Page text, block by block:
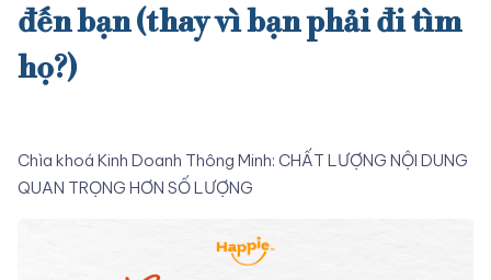
đến bạn (thay vì bạn phải đi tìm
họ?)
Chìa khoá Kinh Doanh Thông Minh: CHẤT LƯỢNG NỘI DUNG
QUAN TRỌNG HƠN SỐ LƯỢNG